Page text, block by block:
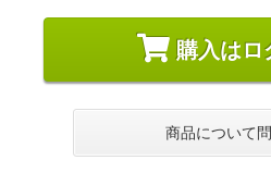
購入はロ
商品について